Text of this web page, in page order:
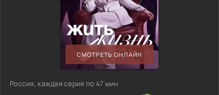
СМОТРЕТЬ ОНЛАЙН
Россия, каждая серия по 47 мин